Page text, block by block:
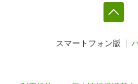
スマートフォン版